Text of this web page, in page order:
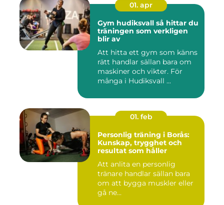
01. apr
Gym hudiksvall så hittar du
träningen som verkligen
blir av
Att hitta ett gym som känns
rätt handlar sällan bara om
maskiner och vikter. För
många i Hudiksvall ...
01. feb
Personlig träning i Borås:
Kunskap, trygghet och
resultat som håller
Att anlita en personlig
tränare handlar sällan bara
om att bygga muskler eller
gå ne...